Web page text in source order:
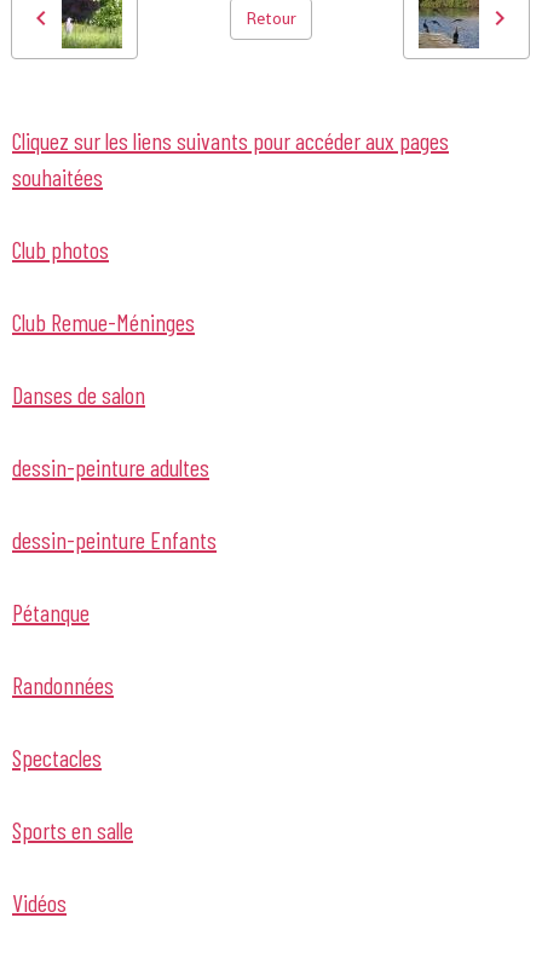
Retour
Cliquez sur les liens suivants pour accéder aux pages
souhaitées
Club photos
Club Remue-Méninges
Danses de salon
dessin-peinture adultes
dessin-peinture Enfants
Pétanque
Randonnées
Spectacles
Sports en salle
Vidéos